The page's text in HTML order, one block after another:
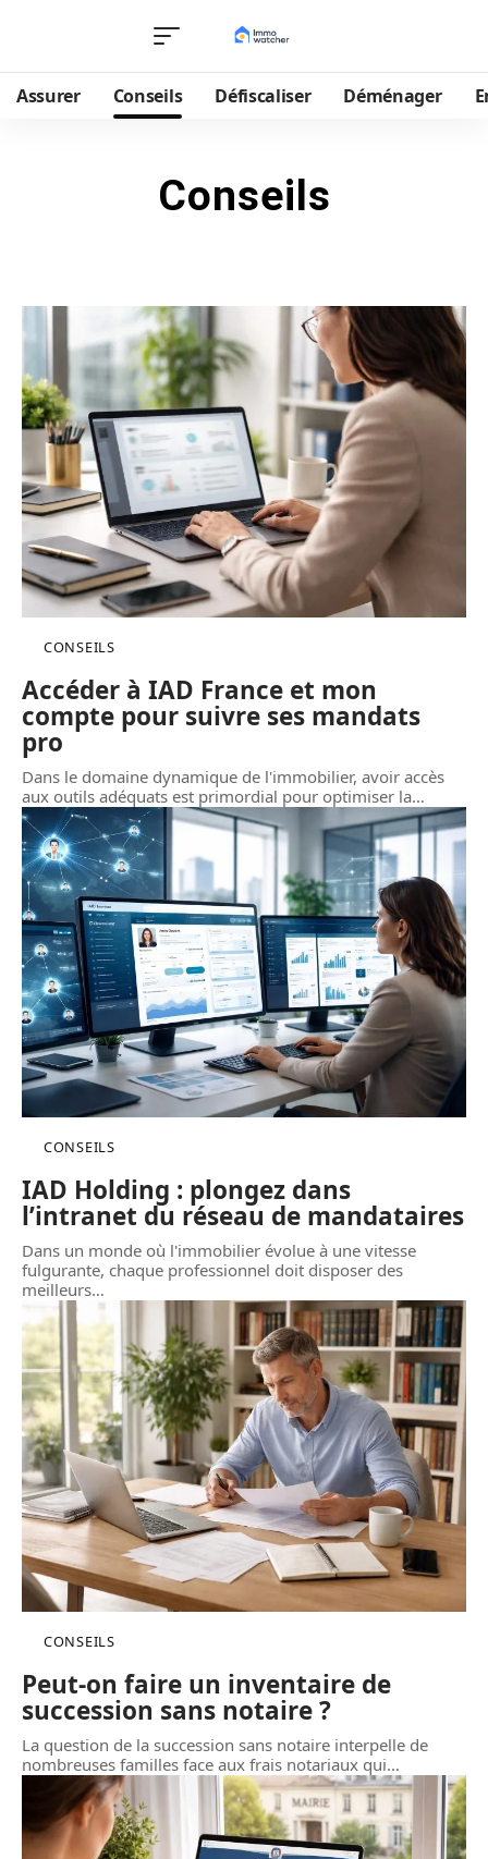
Assurer Conseils Défiscaliser Déménager
Conseils
CONSEILS
Accéder à IAD France et mon
compte pour suivre ses mandats
pro
Dans le domaine dynamique de l'immobilier, avoir accès
aux outils adéquats est primordial pour optimiser la…
CONSEILS
IAD Holding : plongez dans
l’intranet du réseau de mandataires
Dans un monde où l'immobilier évolue à une vitesse
fulgurante, chaque professionnel doit disposer des
meilleurs…
CONSEILS
Peut-on faire un inventaire de
succession sans notaire ?
La question de la succession sans notaire interpelle de
nombreuses familles face aux frais notariaux qui…